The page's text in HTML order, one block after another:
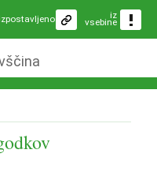
iz
vsebine